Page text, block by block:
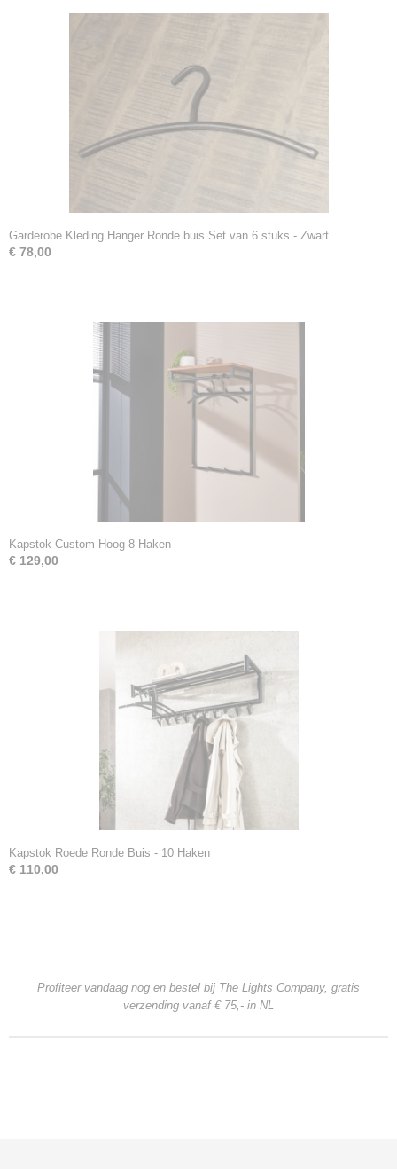
Garderobe Kleding Hanger Ronde buis Set van 6 stuks - Zwart
€ 78,00
Kapstok Custom Hoog 8 Haken
€ 129,00
Kapstok Roede Ronde Buis - 10 Haken
€ 110,00
Profiteer vandaag nog en bestel bij The Lights Company, gratis
verzending vanaf € 75,- in NL